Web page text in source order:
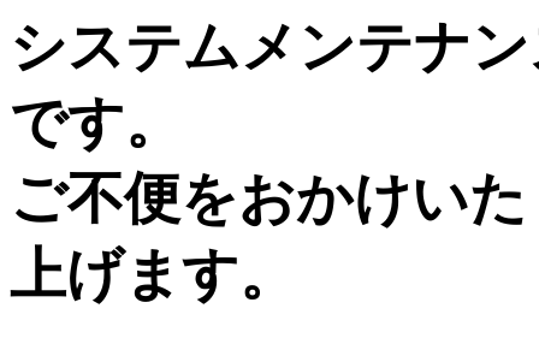
システムメンテナ
です。
ご不便をおかけい
上げます。